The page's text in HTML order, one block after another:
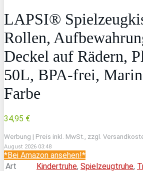
LAPSI®
Rollen,
Deckel auf Rädern,
50L, BPA-frei,
Farbe
34,95 €
Werbung | Preis inkl. MwSt., zzgl.
August 2026 03:48
*Bei Amazon ansehen!*
Art
Kindertruhe, Spielzeugtruhe,